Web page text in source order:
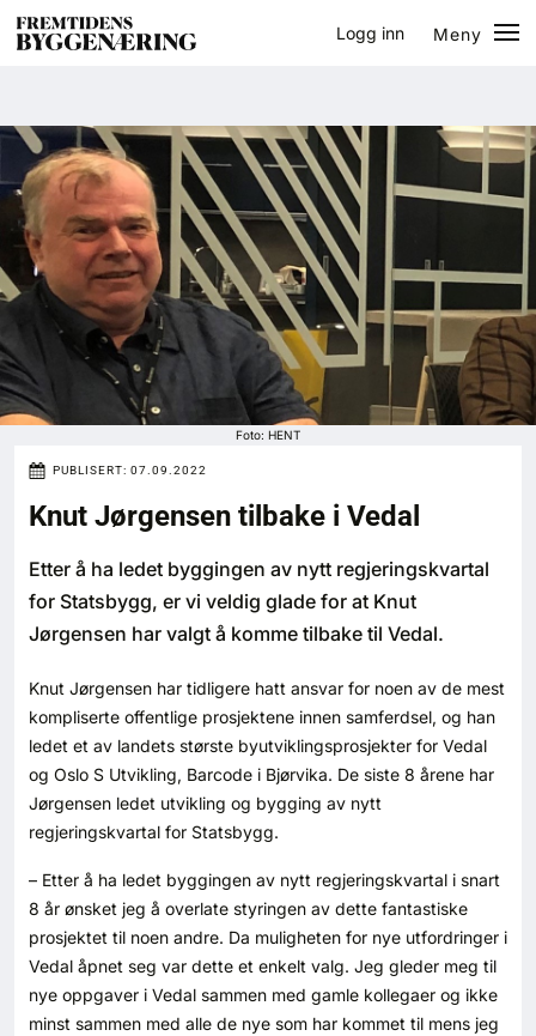
Logg inn
Meny
Eventer
Prosjekter
Bygg-guiden
Logg inn
Bygg
Bærekraft
Digitalisering
Eiendom
Øvrige
Tips redaksjonen
Annonsering
Abonnere magasin
Abonnement Pluss
Foto: HENT
PUBLISERT: 07.09.2022
Knut Jørgensen tilbake i Vedal
Etter å ha ledet byggingen av nytt regjeringskvartal
for Statsbygg, er vi veldig glade for at Knut
Jørgensen har valgt å komme tilbake til Vedal.
Knut Jørgensen har tidligere hatt ansvar for noen av de mest
kompliserte offentlige prosjektene innen samferdsel, og han
ledet et av landets største byutviklingsprosjekter for Vedal
og Oslo S Utvikling, Barcode i Bjørvika. De siste 8 årene har
Jørgensen ledet utvikling og bygging av nytt
regjeringskvartal for Statsbygg.
– Etter å ha ledet byggingen av nytt regjeringskvartal i snart
8 år ønsket jeg å overlate styringen av dette fantastiske
prosjektet til noen andre. Da muligheten for nye utfordringer i
Vedal åpnet seg var dette et enkelt valg. Jeg gleder meg til
nye oppgaver i Vedal sammen med gamle kollegaer og ikke
minst sammen med alle de nye som har kommet til mens jeg